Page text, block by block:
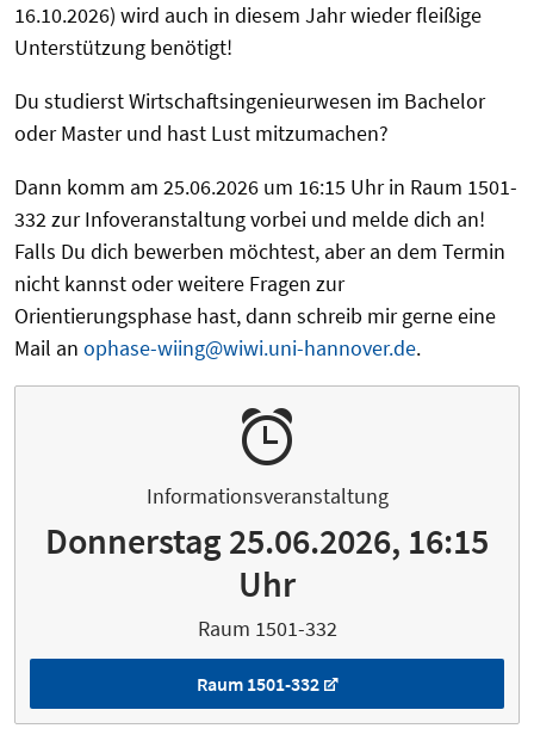
16.10.2026) wird auch in diesem Jahr wieder fleißige
Unterstützung benötigt!
Du studierst Wirtschaftsingenieurwesen im Bachelor
oder Master und hast Lust mitzumachen?
Dann komm am 25.06.2026 um 16:15 Uhr in Raum 1501-
332 zur Infoveranstaltung vorbei und melde dich an!
Falls Du dich bewerben möchtest, aber an dem Termin
nicht kannst oder weitere Fragen zur
Orientierungsphase hast, dann schreib mir gerne eine
Mail an ophase-wiing@wiwi.uni-hannover.de.
Informationsveranstaltung
Donnerstag 25.06.2026, 16:15
Uhr
Raum 1501-332
Raum 1501-332